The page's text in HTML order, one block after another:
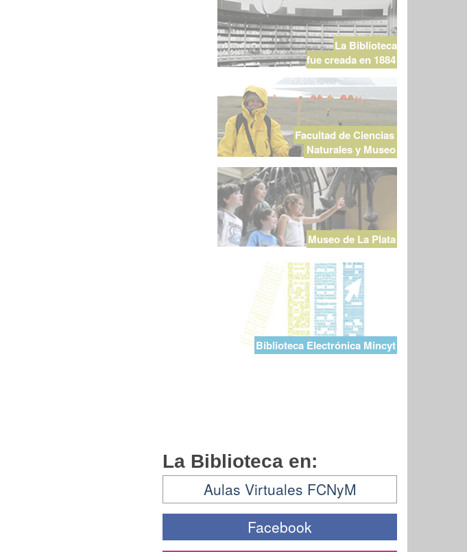
La Biblioteca
fue creada en 1884
Facultad de Ciencias
Naturales y Museo
Museo de La Plata
Biblioteca Electrónica Mincyt
La Biblioteca en:
Aulas Virtuales FCNyM
Facebook